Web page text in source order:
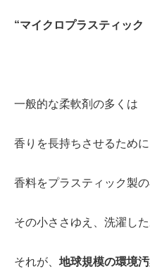
“マイクロプラスティック
一般的な柔軟剤の多くは
香りを長持ちさせるために
香料をプラスティック製
その小ささゆえ、洗濯し
それが、 地球規模の環境